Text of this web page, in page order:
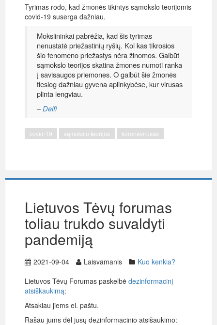
Tyrimas rodo, kad žmonės tikintys sąmokslo teorijomis
covid-19 suserga dažniau.
Mokslininkai pabrėžia, kad šis tyrimas
nenustatė priežastinių ryšių. Kol kas tikrosios
šio fenomeno priežastys nėra žinomos. Galbūt
sąmokslo teorijos skatina žmones numoti ranka
į savisaugos priemones. O galbūt šie žmonės
tiesiog dažniau gyvena aplinkybėse, kur virusas
plinta lengviau.
–Delfi
covid-19 sąmokslo teorijos koronavirusas
Lietuvos Tėvų forumas
toliau trukdo suvaldyti
pandemiją
2021-09-04 Laisvamanis
Kuo kenkia?
Lietuvos Tėvų Forumas paskelbė dezinformacinį
atsiškaukimą:
Atsakiau jiems el. paštu.
Rašau jums dėl jūsų dezinformacinio atsišaukimo: